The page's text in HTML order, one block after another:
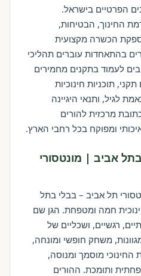
הפרטיים בישראל.
החינוך, הבטיחות,
הכשרה מקצועית
בהתאחדות עוברים תהליכי
לעמוד בתקנים מחמירים
תוכניות חינוכיות
לגיל, ותנאי היגיינה
מרכזית להורים
ומפוקח בכל רחבי הארץ.
אביב | מונטסורי
תל אביב – בבלי בתל
חמה ומטפחת. הגן שם
רגשיים, ושכליים של
משחק חופשי ומונחה,
החינוכי מוסמך ומנוסה,
ותומכת. ההורים